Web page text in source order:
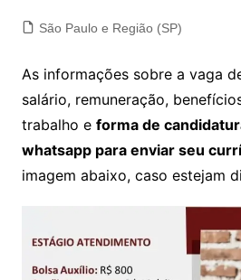
São Paulo e Região (SP)
As informações sobre a vaga
salário, remuneração,
trabalho e forma de
whatsapp para enviar seu
imagem abaixo, caso estejam